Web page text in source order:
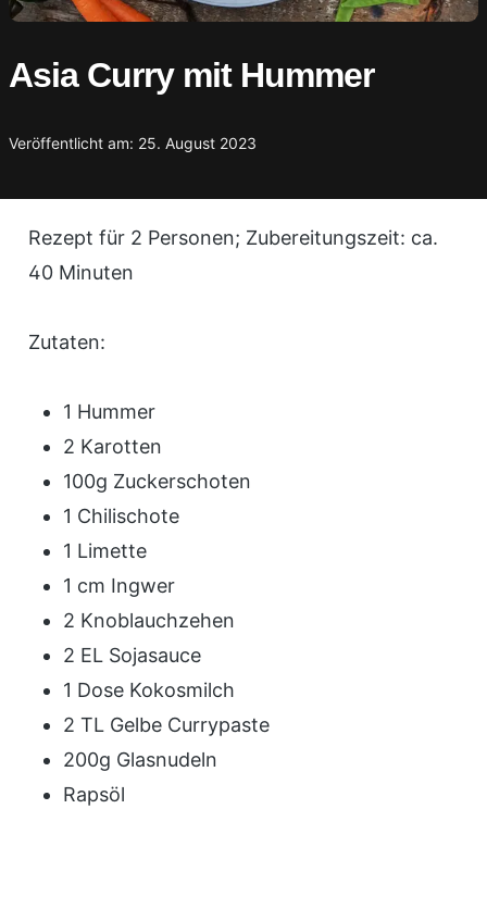
Asia Curry mit Hummer
Veröffentlicht am: 25. August 2023
Rezept für 2 Personen; Zubereitungszeit: ca.
40 Minuten
Zutaten:
1 Hummer
2 Karotten
100g Zuckerschoten
1 Chilischote
1 Limette
1 cm Ingwer
2 Knoblauchzehen
2 EL Sojasauce
1 Dose Kokosmilch
2 TL Gelbe Currypaste
200g Glasnudeln
Rapsöl